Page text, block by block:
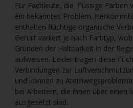
Für Fachleute, die flüssige Farben
ein bekanntes Problem.
enthalten flüchtige organische
Gehalt variiert je nach Farbtyp,
Gründen der Haltbarkeit in der
aufweisen. Leider tragen diese
Verbindungen zur
und können zu
bei Arbeitern, die ihnen über einen
ausgesetzt sind.